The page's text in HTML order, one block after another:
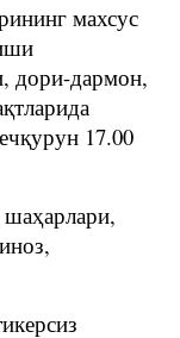
махсус
дори-дармон,
17.00